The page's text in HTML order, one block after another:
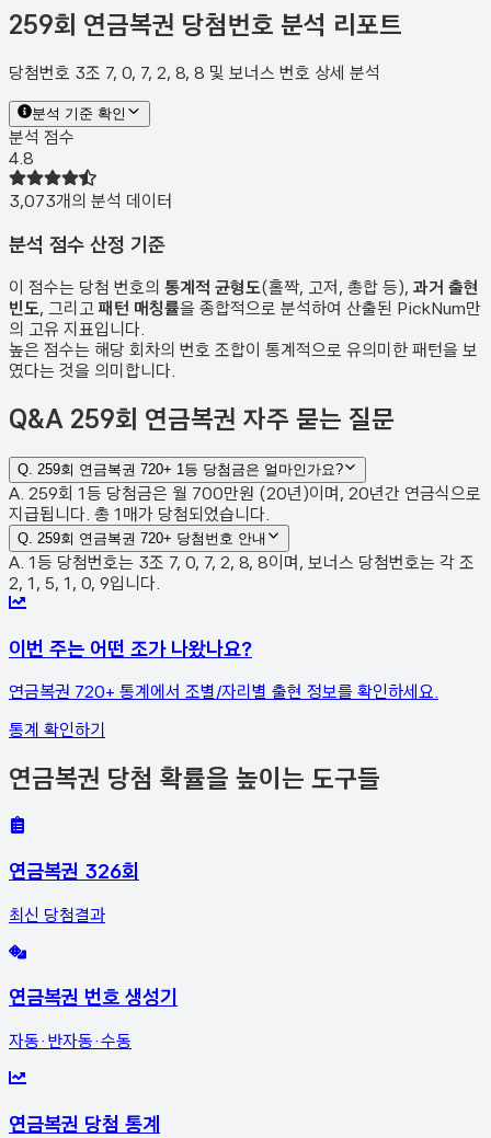
259회 연금복권 당첨번호 분석 리포트
당첨번호 3조 7, 0, 7, 2, 8, 8 및 보너스 번호 상세 분석
분석 기준 확인
분석 점수
4.8
3,073개의 분석 데이터
분석 점수 산정 기준
이 점수는 당첨 번호의 통계적 균형도(홀짝, 고저, 총합 등), 과거 출현
빈도, 그리고 패턴 매칭률을 종합적으로 분석하여 산출된 PickNum만
의 고유 지표입니다.
높은 점수는 해당 회차의 번호 조합이 통계적으로 유의미한 패턴을 보
였다는 것을 의미합니다.
Q&A 259회 연금복권 자주 묻는 질문
Q. 259회 연금복권 720+ 1등 당첨금은 얼마인가요?
A. 259회 1등 당첨금은 월 700만원 (20년)이며, 20년간 연금식으로
지급됩니다. 총 1매가 당첨되었습니다.
Q. 259회 연금복권 720+ 당첨번호 안내
A. 1등 당첨번호는 3조 7, 0, 7, 2, 8, 8이며, 보너스 당첨번호는 각 조
2, 1, 5, 1, 0, 9입니다.
이번 주는 어떤 조가 나왔나요?
연금복권 720+ 통계에서 조별/자리별 출현 정보를 확인하세요.
통계 확인하기
연금복권 당첨 확률을 높이는 도구들
연금복권 326회
최신 당첨결과
연금복권 번호 생성기
자동·반자동·수동
연금복권 당첨 통계